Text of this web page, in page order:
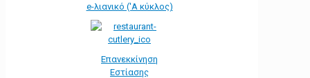
e-λιανικό ('Α κύκλος)
Επανεκκίνηση
Εστίασης